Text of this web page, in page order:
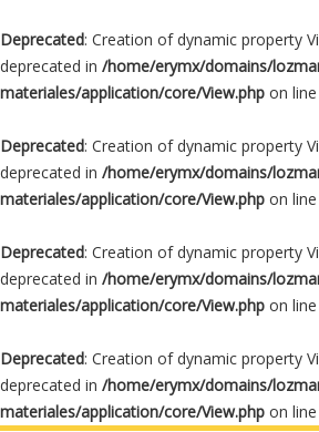
Deprecated: Creation of dynamic property
deprecated in /home/erymx/domains/
materiales/application/core/View.php on line
Deprecated: Creation of dynamic property
deprecated in /home/erymx/domains/
materiales/application/core/View.php on line
Deprecated: Creation of dynamic property
deprecated in /home/erymx/domains/
materiales/application/core/View.php on line
Deprecated: Creation of dynamic property
deprecated in /home/erymx/domains/
materiales/application/core/View.php on line